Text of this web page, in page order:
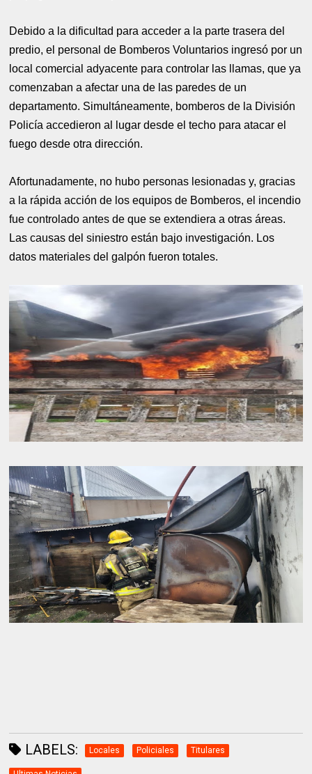
Debido a la dificultad para acceder a la parte trasera del
predio, el personal de Bomberos Voluntarios ingresó por un
local comercial adyacente para controlar las llamas, que ya
comenzaban a afectar una de las paredes de un
departamento. Simultáneamente, bomberos de la División
Policía accedieron al lugar desde el techo para atacar el
fuego desde otra dirección.
Afortunadamente, no hubo personas lesionadas y, gracias
a la rápida acción de los equipos de Bomberos, el incendio
fue controlado antes de que se extendiera a otras áreas.
Las causas del siniestro están bajo investigación. Los
datos materiales del galpón fueron totales.
LABELS: Locales Policiales Titulares